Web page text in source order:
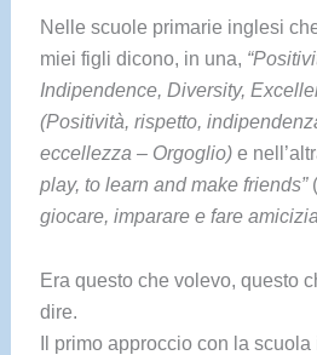
Nelle scuole primarie inglesi
miei figli dicono, in una,
Indipendence, Diversity,
(Positività, rispetto,
eccellezza – Orgoglio)e
play, to learn and make friends”(
giocare, imparare e fare amicizia
Era questo che volevo, questo
dire.
Il primo approccio con la